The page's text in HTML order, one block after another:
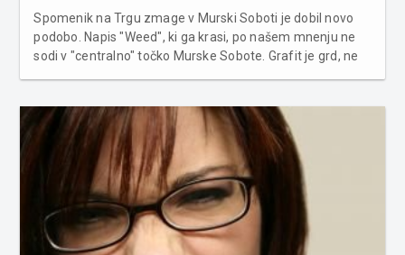
Spomenik na Trgu zmage v Murski Soboti je dobil novo
podobo. Napis "Weed", ki ga krasi, po našem mnenju ne
sodi v "centralno" točko Murske Sobote. Grafit je grd, ne
zato izbris....